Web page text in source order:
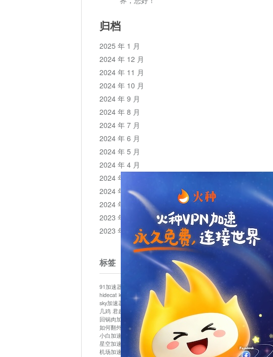
归档
2025 年 1 月
2024 年 12 月
2024 年 11 月
2024 年 10 月
2024 年 9 月
2024 年 8 月
2024 年 7 月
2024 年 6 月
2024 年 5 月
2024 年 4 月
2024 年 3 月
2024 年 2 月
2024 年 1 月
2023 年 12 月
2023 年 11 月
标签
91加速器 bluelayer加速器
clash节点
hidecat kuai500 panda加速器
plex加速器
sky加速器
telegram加速器 中信加速器
云梯加速器
几鸡 君越加速器 哔咔漫画加速器
唐师傅加速器
回锅肉加速器
坚果加速器 壹点加速器
如何翻外墙网站 小哈vp加速器
小火箭加速器
小白加速器
布谷vp加速器 心阶云 快连
星空加速器
最新版clash安卓下载
月光加速器
机场加速器
松果云 极快加速器
梯子加速器